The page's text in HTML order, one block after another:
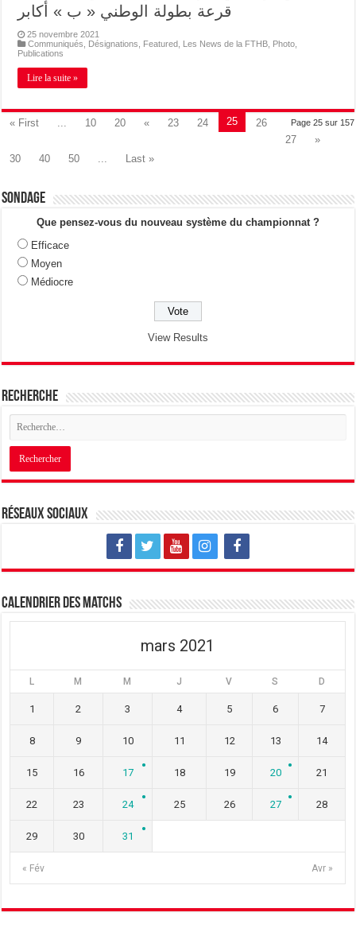
قرعة بطولة الوطني « ب » أكابر
25 novembre 2021
Communiqués
Désignations Featured Les News de la FTHB Photo
Publications
Lire la suite »
Page 25 sur 157
« First 10 20 « 23 24 25
26
27
»
30
40 50 Last »
Sondage
Que pensez-vous du nouveau système du championnat ?
Efficace
Moyen
Médiocre
View Results
Recherche
Réseaux sociaux
Calendrier des matchs
mars 2021
L M M J V S D
« Fév Avr »
1 2 3 4 5 6 7
8 9 10 11 12 13 14
15 16 17 18 19 20 21
22 23 24 25 26 27 28
29 30 31